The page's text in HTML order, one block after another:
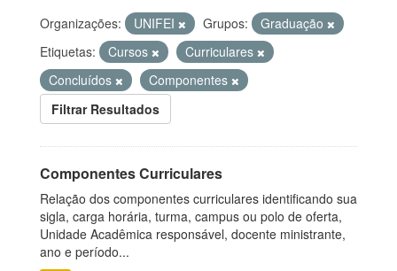
Organizações: UNIFEI Grupos:
Graduação
Etiquetas:
Cursos
Curriculares
Concluídos
Componentes
Filtrar Resultados
Componentes Curriculares
Relação dos componentes curriculares identificando sua
sigla, carga horária, turma, campus ou polo de oferta,
Unidade Acadêmica responsável, docente ministrante,
ano e período...